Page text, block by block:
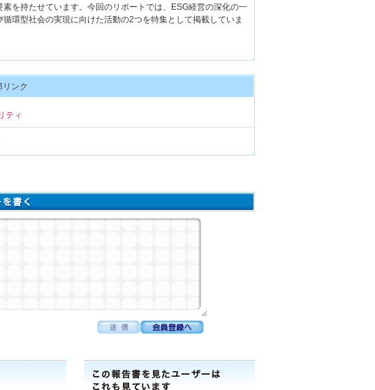
素を持たせています。今回のリポートでは、ESG経営の深化の一
環型社会の実現に向けた活動の2つを特集として掲載していま
リンク
ティ